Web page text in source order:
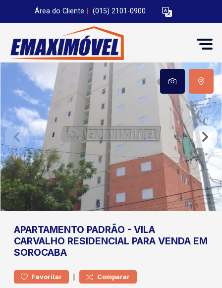
Área do Cliente (015) 2101-0900
APARTAMENTO PADRÃO - VILA
CARVALHO RESIDENCIAL PARA VENDA EM
SOROCABA
Favoritar | Comparar